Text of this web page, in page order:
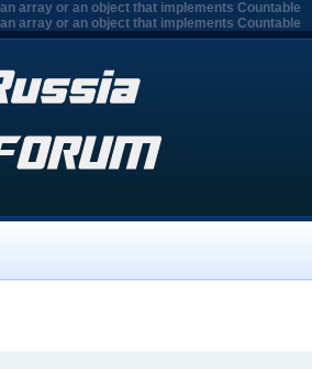
array or an object that implements Countable
array or an object that implements Countable